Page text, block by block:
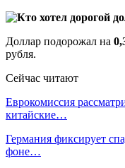
Доллар подорожал на
рубля.
Сейчас читают
Еврокомиссия
китайские…
Германия фиксирует
фоне…